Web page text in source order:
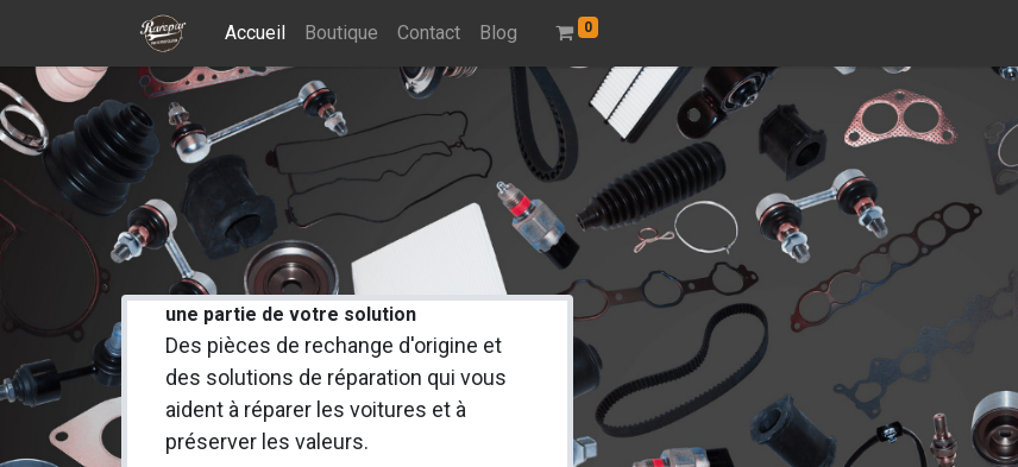
Accueil Boutique Contact Blog 0
une partie de votre solution
Des pièces de rechange d'origine et
des solutions de réparation qui vous
aident à réparer les voitures et à
préserver les valeurs.